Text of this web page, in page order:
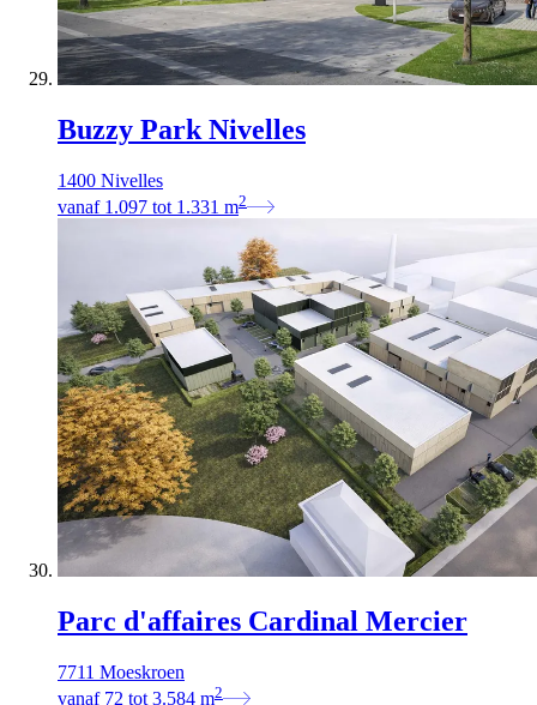
Buzzy Park Nivelles
1400 Nivelles
vanaf 1.097 tot 1.331 m2
Parc d'affaires Cardinal Mercier
7711 Moeskroen
vanaf 72 tot 3.584 m2